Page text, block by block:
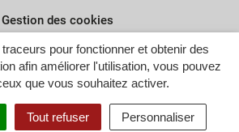
pour fonctionner et obtenir des
afin améliorer l'utilisation, vous pouvez
que vous souhaitez activer.
Tout refuser Personnaliser
Gestion des cookies
Plan du site
de confidentialité
Crédits